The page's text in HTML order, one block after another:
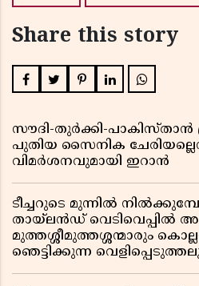
Share this story
സൗദി-തുർക്കി-പാകിസ്താൻ
പുതിയ സൈനിക
വിമർശനവുമായി ഇറാൻ
ടീച്ചറുടെ മുന്നിൽ
തായ്‌ലൻഡ് വെടിവെപ്പിൽ
മുത്തശ്ശീമുത്തശ്ശന്മാരും
ഞെട്ടിക്കുന്ന